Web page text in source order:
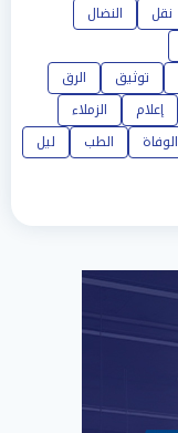
نقل
النضال
توثيق
الرق
إعلام
الزملاء
الوفاة الطب
ليل